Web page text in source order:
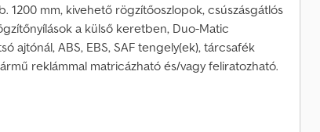
1200 mm, kivehető rögzítőoszlopok, csúszásgátlós
a külső keretben, Duo-Matic
ajtónál, ABS, EBS, SAF tengely(ek), tárcsafék
reklámmal matricázható és/vagy feliratozható.